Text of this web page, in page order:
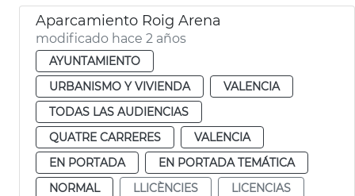
Aparcamiento Roig Arena
modificado hace 2 años
AYUNTAMIENTO
URBANISMO Y VIVIENDA
VALENCIA
TODAS LAS AUDIENCIAS
QUATRE CARRERES
VALENCIA
EN PORTADA
EN PORTADA TEMÁTICA
NORMAL
LLICÈNCIES
LICENCIAS